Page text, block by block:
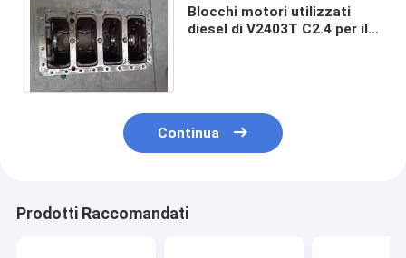
Blocchi motori utilizzati
diesel di V2403T C2.4 per il
Continua
Prodotti Raccomandati